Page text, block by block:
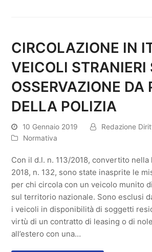
CIRCOLAZIONE IN
VEICOLI STRANIERI
OSSERVAZIONE DA
DELLA POLIZIA
10 Gennaio 2019
Redazione
Normativa
Con il d.l. n. 113/2018, convertito nella
2018, n. 132, sono state inasprite le
per chi circola con un veicolo munito
sul territorio nazionale. Sono esclusi
i veicoli in disponibilità di soggetti
virtù di un contratto di leasing o di
all’estero con una…